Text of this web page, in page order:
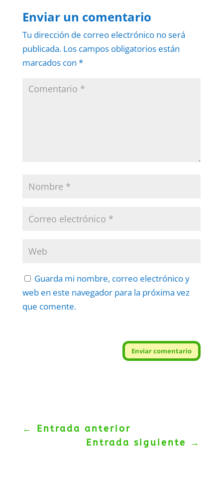
Enviar un comentario
Tu dirección de correo electrónico no será
publicada. Los campos obligatorios están
marcados con *
Guarda mi nombre, correo electrónico y
web en este navegador para la próxima vez
que comente.
Enviar comentario
← Entrada anterior
Entrada siguiente
→